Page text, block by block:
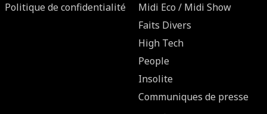
Politique de confidentialité
Midi Eco / Midi Show
Faits Divers
High Tech
People
Insolite
Communiques de presse